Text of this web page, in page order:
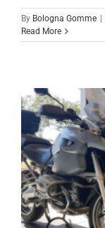
By Bologna Gomme
Read More